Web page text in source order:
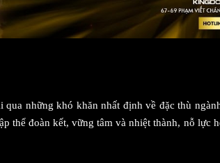
những khó khăn nhất định về đặc thù
thể đoàn kết, vững tâm và nhiệt thành, nỗ